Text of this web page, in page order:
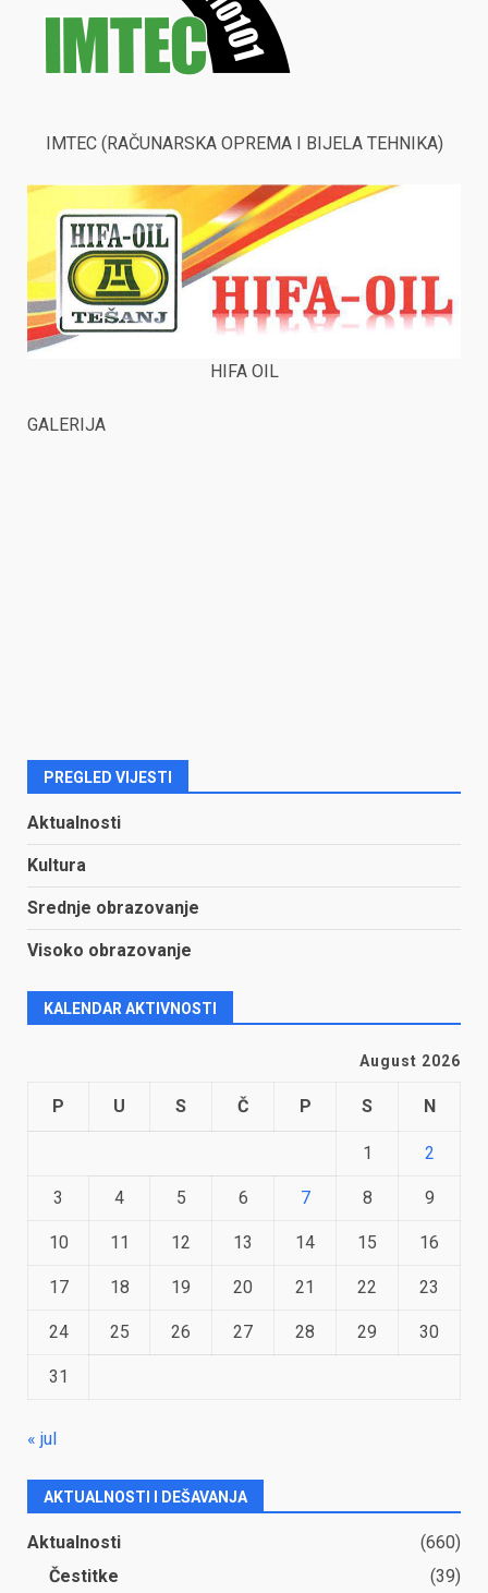
IMTEC (RAČUNARSKA OPREMA I BIJELA TEHNIKA)
HIFA OIL
GALERIJA
PREGLED VIJESTI
Aktualnosti
Kultura
Srednje obrazovanje
Visoko obrazovanje
KALENDAR AKTIVNOSTI
August 2026
P U S Č P S N
1 2
3 4 5 6 7 8 9
10 11 12 13 14 15 16
17 18 19 20 21 22 23
24 25 26 27 28 29 30
31
« jul
AKTUALNOSTI I DEŠAVANJA
Aktualnosti
(660)
Čestitke
(39)